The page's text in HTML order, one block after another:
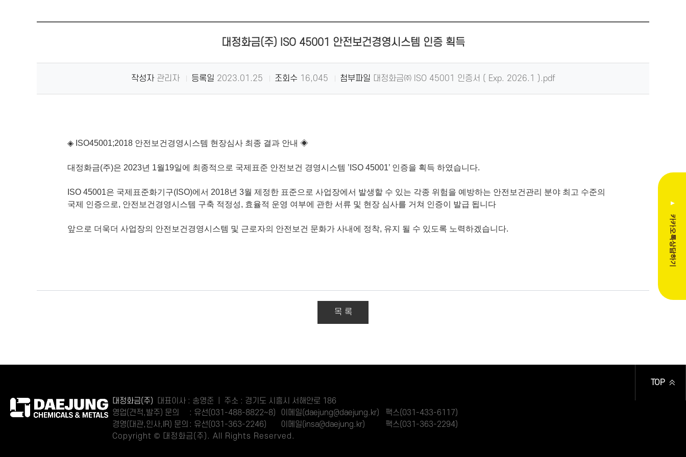
▲
카카오톡상담하기
대정화금(주) ISO 45001 안전보건경영시스템 인증 획득
작성자 관리자 등록일 2023.01.25 조회수 16,045 첨부파일 대정화금㈜ ISO 45001 인증서 ( Exp. 2026.1 ).pdf
◈ ISO45001;2018 안전보건경영시스템 현장심사 최종 결과 안내 ◈
대정화금(주)은 2023년 1월19일에 최종적으로 국제표준 안전보건 경영시스템 ’ISO 45001’ 인증을 획득 하였습니다.
ISO 45001은 국제표준화기구(ISO)에서 2018년 3월 제정한 표준으로 사업장에서 발생할 수 있는 각종 위험을 예방하는 안전보건관리 분야 최고 수준의
국제 인증으로, 안전보건경영시스템 구축 적정성, 효율적 운영 여부에 관한 서류 및 현장 심사를 거쳐 인증이 발급 됩니다
앞으로 더욱더 사업장의 안전보건경영시스템 및 근로자의 안전보건 문화가 사내에 정착, 유지 될 수 있도록 노력하겠습니다.
목 록
TOP
대정화금(주) 대표이사 : 송영준 | 주소 : 경기도 시흥시 서해안로 186
영업(견적,발주) 문의
: 유선(031-488-8822~8) 이메일(daejung@daejung.kr)
팩스(031-433-6117)
경영(대관,인사,IR) 문의 : 유선(031-363-2246) 이메일(insa@daejung.kr)
팩스(031-363-2294)
Copyright © 대정화금(주). All Rights Reserved.